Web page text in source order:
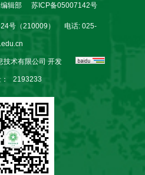
辑部 苏ICP备05007142号
号（210009） 电话: 025-
技术有限公司 开发
2193233